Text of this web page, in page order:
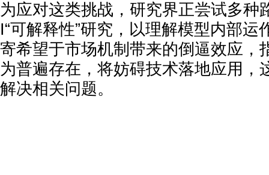
为应对这类挑战，研究界正尝试多种
I“可解释性”研究，以理解模型内部运
寄希望于市场机制带来的倒逼效应，
为普遍存在，将妨碍技术落地应用，
解决相关问题。